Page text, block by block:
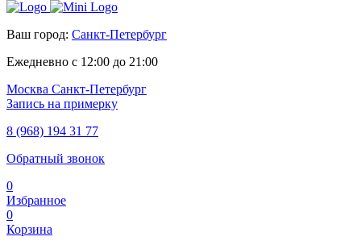
Ваш город: Санкт-Петербург
Ежедневно с 12:00 до 21:00
Москва Санкт-Петербург
Запись на примерку
8 (968) 194 31 77
Обратный звонок
0
Избранное
0
Корзина